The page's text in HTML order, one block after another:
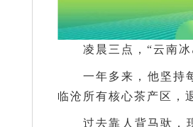
凌晨三点，“云南
一年多来，他坚持
临沧所有核心茶产区，
过去靠人背马驮，